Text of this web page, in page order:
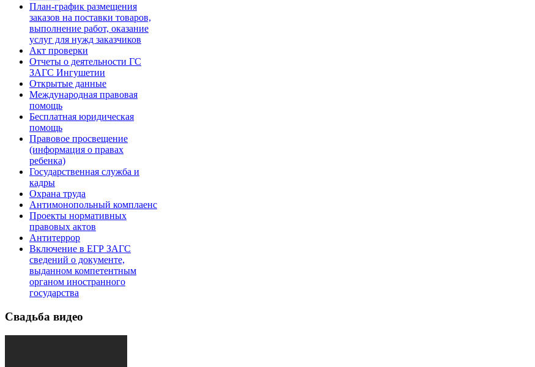
План-график размещения
заказов на поставки товаров,
выполнение работ, оказание
услуг для нужд заказчиков
Акт проверки
Отчеты о деятельности ГС
ЗАГС Ингушетии
Открытые данные
Международная правовая
помощь
Бесплатная юридическая
помощь
Правовое просвещение
(информация о правах
ребенка)
Государственная служба и
кадры
Охрана труда
Антимонопольный комплаенс
Проекты нормативных
правовых актов
Антитеррор
Включение в ЕГР ЗАГС
сведений о документе,
выданном компетентным
органом иностранного
государства
Свадьба видео